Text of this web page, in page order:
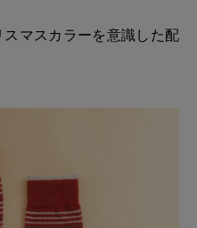
マスカラーを意識した配